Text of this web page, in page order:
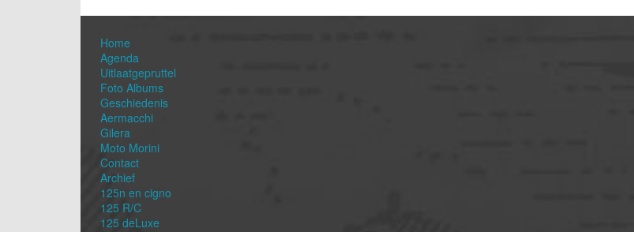
Home
Agenda
Uitlaatgepruttel
Foto Albums
Geschiedenis
Aermacchi
Gilera
Moto Morini
Contact
Archief
125n en cigno
125 R/C
125 deLuxe